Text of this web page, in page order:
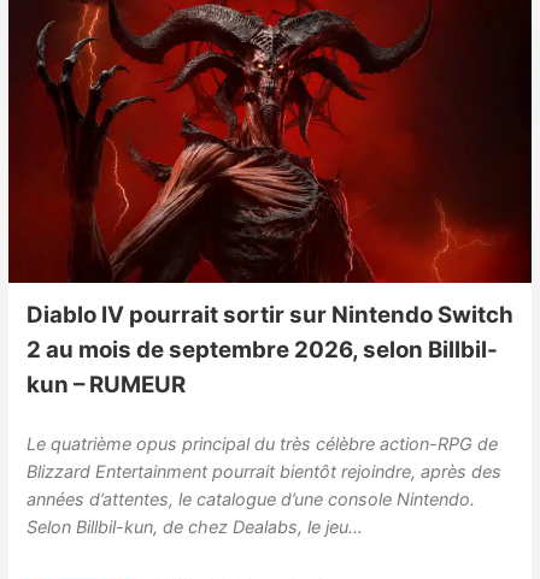
Diablo IV pourrait sortir sur Nintendo Switch
2 au mois de septembre 2026, selon Billbil-
kun – RUMEUR
Le quatrième opus principal du très célèbre action-RPG de
Blizzard Entertainment pourrait bientôt rejoindre, après des
années d’attentes, le catalogue d’une console Nintendo.
Selon Billbil-kun, de chez Dealabs, le jeu…